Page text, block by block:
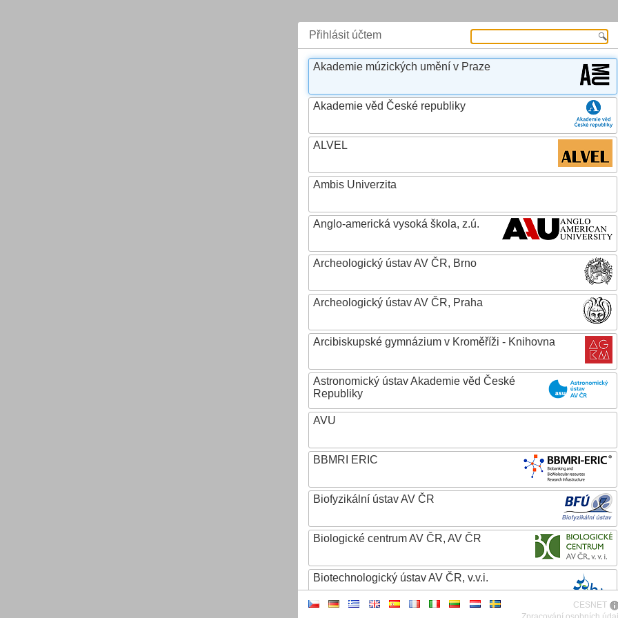
Přihlásit účtem
Akademie múzických umění v Praze
Akademie věd České republiky
ALVEL
Ambis Univerzita
Anglo-americká vysoká škola, z.ú.
Archeologický ústav AV ČR, Brno
Archeologický ústav AV ČR, Praha
Arcibiskupské gymnázium v Kroměříži - Knihovna
Astronomický ústav Akademie věd České
Republiky
AVU
BBMRI ERIC
Biofyzikální ústav AV ČR
Biologické centrum AV ČR, AV ČR
Biotechnologický ústav AV ČR, v.v.i.
CESNET